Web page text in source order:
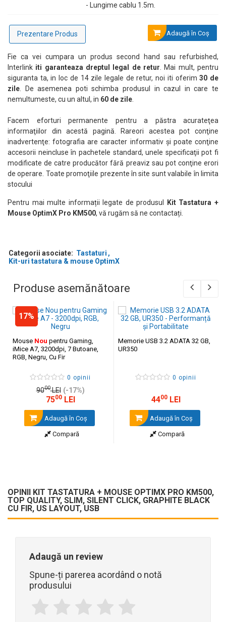
- Durată de viață taste (10 milioane tastari)
- Compatibilitate largă cu sisteme de operare (Windows, Linux, Mac etc).
Mouse:
- DPI: 1200
- Numar butoane: 3
- Durată de viață butoane (3 milioane apasari)
- Lungime cablu 1.5m.
OptimX Pro KM500 este un kit simplu, orientat spre
funcționalitate, potrivit pentru utilizatori care vor un set de bază
sau complexitate suplimentară.
- Lungime cablu 1.5m.
Prezentare Produs Adaugă în Coş
Fie ca vei cumpara un produs second hand sau refurbished,
Interlink iti garanteaza dreptul legal de retur . Mai mult, pentru
siguranta ta, in loc de 14 zile legale de retur, noi iti oferim30 de
zile . De asemenea poti schimba produsul in cazul in care te
nemultumeste, cu un altul, in 60 de zile
Facem eforturi permanente pentru a păstra acurateţea
informaţiilor din acestă pagină. Rareori acestea pot conţine
inadvertenţe: fotografia are caracter informativ şi poate conţine
accesorii neincluse în pachetele standard, unele specificaţii pot fi
modificate de catre producător fără preaviz sau pot conţine erori
de operare. Toate promoţiile prezente în site sunt valabile în limita
stocului
Pentru mai multe informații legate de produsul Kit Tastatura +
Mouse OptimX Pro KM500, vă rugăm să ne contactați.
Categorii asociate: Tastaturi
Kit-uri tastatura & mouse OptimX
Produse asemănătoare
17%
Mouse Nou pentru Gaming,
iMice A7, 3200dpi, 7 Butoane,
RGB, Negru, Cu Fir
0 opinii
9000LEI (-17%)
7500LEI
Adaugă în Coş
Compară
Memorie USB 3.2 ADATA 32 GB,
UR350
0 opinii
4400LEI
Adaugă în Coş
Compară
OPINII KIT TASTATURA + MOUSE OPTIMX PRO KM500,
TOP QUALITY, SLIM, SILENT CLICK, GRAPHITE BLACK
CU FIR, US LAYOUT, USB
Adaugă un review
Spune-ți parerea acordând o notă
produsului